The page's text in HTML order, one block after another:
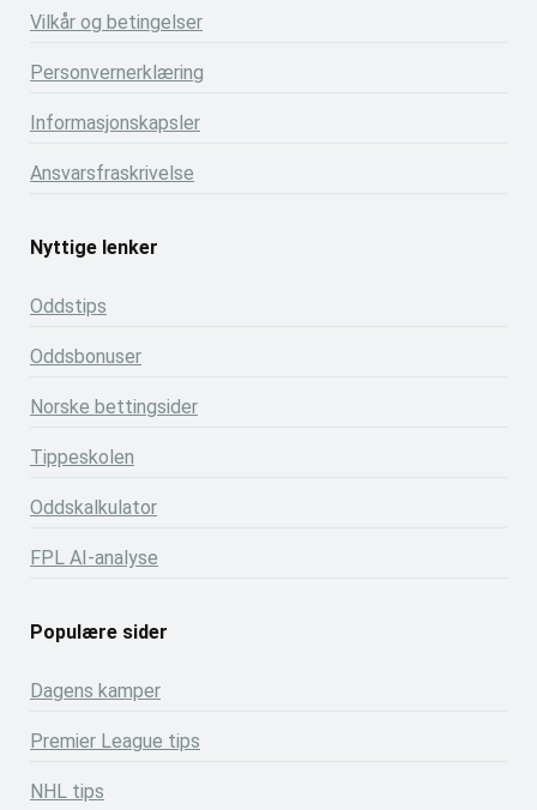
Vilkår og betingelser
Personvernerklæring
Informasjonskapsler
Ansvarsfraskrivelse
Nyttige lenker
Oddstips
Oddsbonuser
Norske bettingsider
Tippeskolen
Oddskalkulator
FPL AI-analyse
Populære sider
Dagens kamper
Premier League tips
NHL tips